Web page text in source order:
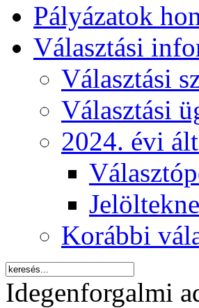
Pályázatok
Választási
Választási
Választási
2024. évi
Korábbi
Idegenforgalmi